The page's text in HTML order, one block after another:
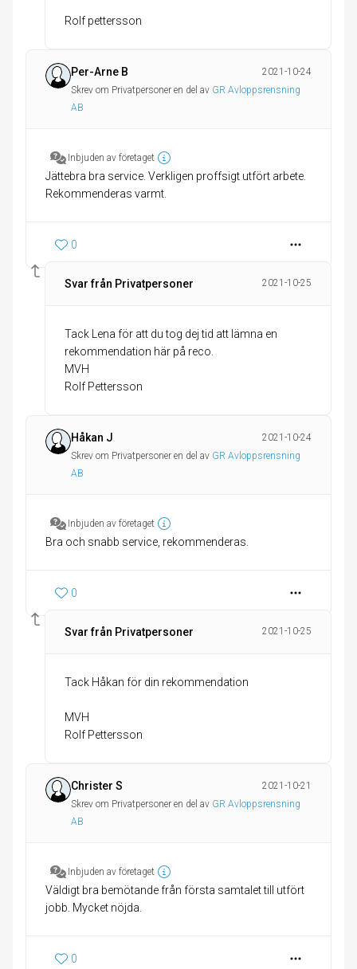
Rolf pettersson
Per-Arne B
2021-10-24
Skrev om Privatpersoner en del av GR Avloppsrensning
AB
Inbjuden av företaget
Jättebra bra service. Verkligen proffsigt utfört arbete.
Rekommenderas varmt.
0
Svar från Privatpersoner 2021-10-25
Tack Lena för att du tog dej tid att lämna en
rekommendation här på reco.
MVH
Rolf Pettersson
Håkan J
2021-10-24
Skrev om Privatpersoner en del av GR Avloppsrensning
AB
Inbjuden av företaget
Bra och snabb service, rekommenderas.
0
Svar från Privatpersoner 2021-10-25
Tack Håkan för din rekommendation
MVH
Rolf Pettersson
Christer S
2021-10-21
Skrev om Privatpersoner en del av GR Avloppsrensning
AB
Inbjuden av företaget
Väldigt bra bemötande från första samtalet till utfört
jobb. Mycket nöjda.
0